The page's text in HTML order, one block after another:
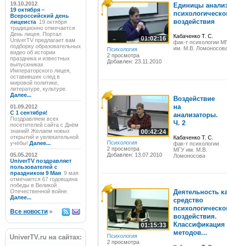
19.10.2012
19 октября –
Всероссийский день
лицеиста 19 октября
традиционно отмечается
День лицея. Портал
UniverTV предлагает вам
подборку образовательных
видео об истории
праздника и известных
выпускниках
Императорского лицея,
оставивших след в
мировой политике,
литературе, культуре.
Далее...
01.09.2012
C 1 сентября!
Поздравляем всех
посетителей сайта с Днём
знаний! Желаем новых
открытий и увлекательной
учёбы! Далее...
05.05.2012
UniverTV поздравляет
пользователей с
праздником 9 Мая 9 мая
отмечается 67 годовщина
победы в Великой
Отечественной войне.
Далее...
Все новости »
UniverTV.ru на сайтах:
01:02:16
Психология
2 просмотра
Добавлен: 23.11.2010
Единицы
воздействия
Кабаченко Т. С.
фак-т психологии
им. М.В.
00:42:24
Психология
2 просмотра
Добавлен: 13.07.2010
Воздействие
на
анализаторы.
Ч. 2
Кабаченко Т. С.
фак-т психологии
МГУ им. М.В.
Ломоносова
01:15:33
Психология
2 просмотра
Деятельность
средство
воздействия.
Классификация
методов...